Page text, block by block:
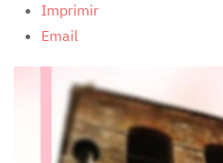
Imprimir
Email